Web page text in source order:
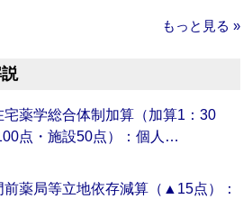
もっと見る »
宅薬学総合体制加算（加算1：30
点・施設50点）：個人…
前薬局等立地依存減算（▲15点）：